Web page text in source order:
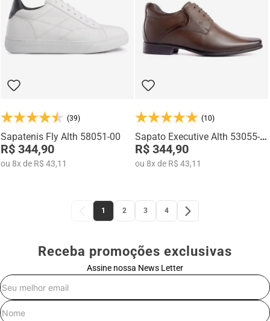
(39)
Sapatenis Fly Alth 58051-00
R$ 344,90
ou 8xde R$ 43,11
(10)
Sapato Executive Alth 53055-
02
R$ 344,90
ou 8xde R$ 43,11
1 2 3 4
Receba promoções exclusivas
Assine nossa News Letter